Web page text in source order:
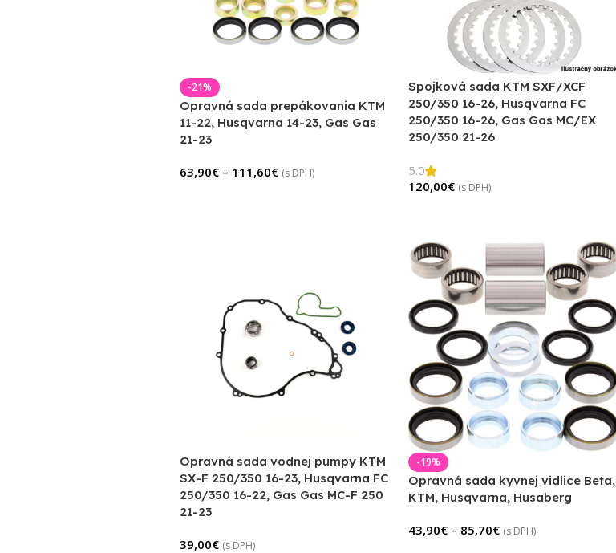
-21%
Opravná sada prepákovania KTM
11-22, Husqvarna 14-23, Gas Gas
21-23
63,90€ – 111,60€ (s DPH)
Spojková sada KTM SXF/XCF
250/350 16-26, Husqvarna FC
250/350 16-26, Gas Gas MC/EX
250/350 21-26
5.0
120,00€ (s DPH)
Opravná sada vodnej pumpy KTM
SX-F 250/350 16-23, Husqvarna FC
250/350 16-22, Gas Gas MC-F 250
21-23
39,00€ (s DPH)
-19%
Opravná sada kyvnej vidlice Beta,
KTM, Husqvarna, Husaberg
43,90€ – 85,70€ (s DPH)